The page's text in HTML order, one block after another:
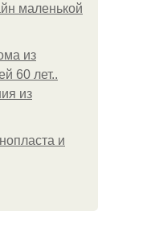
маленькой
из
60 лет..
из
и